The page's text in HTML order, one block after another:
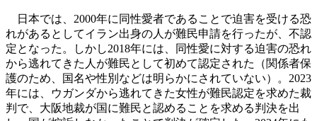
日本では、2000年に同性愛者であることで迫害を受ける恐
れがあるとしてイラン出身の人が難民申請を行ったが、不認
定となった。しかし2018年には、同性愛に対する迫害の恐れ
から逃れてきた人が難民として初めて認定された（関係者保
護のため、国名や性別などは明らかにされていない）。2023
年には、ウガンダから逃れてきた女性が難民認定を求めた裁
判で、大阪地裁が国に難民と認めることを求める判決を出